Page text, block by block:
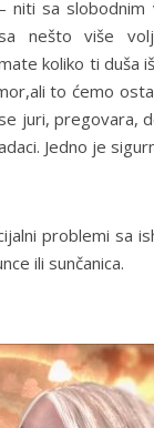
niti sa slobodnim
nešto više
koliko ti duša
to ćemo
juri, pregovara,
Jedno je
problemi sa
ili sunčanica.